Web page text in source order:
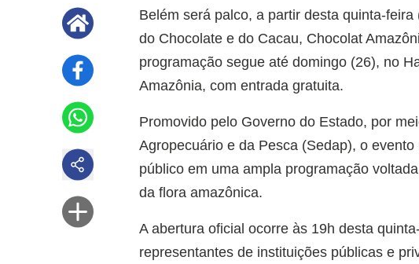
Belém será palco, a partir desta quinta-
do Chocolate e do Cacau, Chocolat
programação segue até domingo (26), no
Amazônia, com entrada gratuita.
Promovido pelo Governo do Estado, por
Agropecuário e da Pesca (Sedap), o
público em uma ampla programação
da flora amazônica.
A abertura oficial ocorre às 19h desta
representantes de instituições públicas e